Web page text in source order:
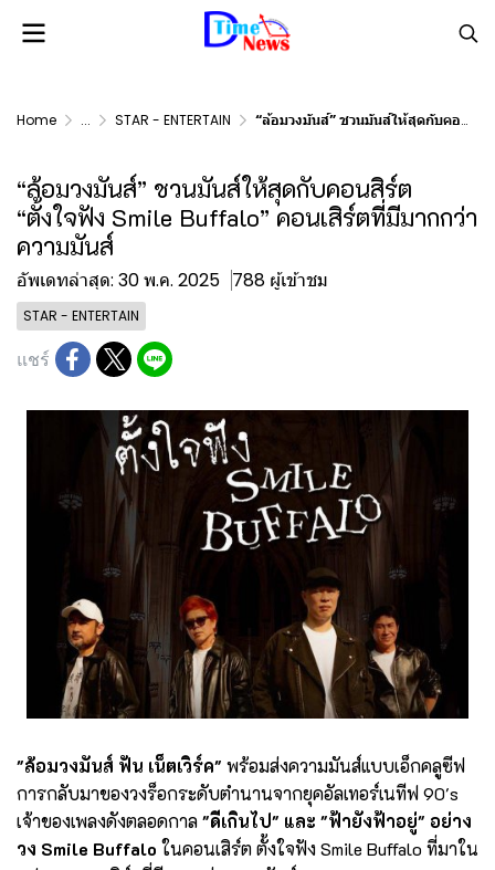
Home ... STAR - ENTERTAIN “ล้อมวงมันส์” ชวนมันส์ให้สุดกับคอนสิร์ต “ตั้งใจฟัง Smile Buffalo” คอนเสิร์ตที่มีมากกว่าความมันส์
“ล้อมวงมันส์” ชวนมันส์ให้สุดกับคอนสิร์ต
“ตั้งใจฟัง Smile Buffalo” คอนเสิร์ตที่มีมากกว่า
ความมันส์
อัพเดทล่าสุด: 30 พ.ค. 2025 788 ผู้เข้าชม
STAR - ENTERTAIN
แชร์
"ล้อมวงมันส์ ฟัน เน็ตเวิร์ค" พร้อมส่งความมันส์แบบเอ็กคลูซีฟ
การกลับมาของวงร็อกระดับตำนานจากยุคอัลเทอร์เนทีฟ 90's
เจ้าของเพลงดังตลอดกาล"ดีเกินไป" และ "ฟ้ายังฟ้าอยู่" อย่าง
วง Smile Buffalo ในคอนเสิร์ต ตั้งใจฟัง Smile Buffalo ที่มาใน